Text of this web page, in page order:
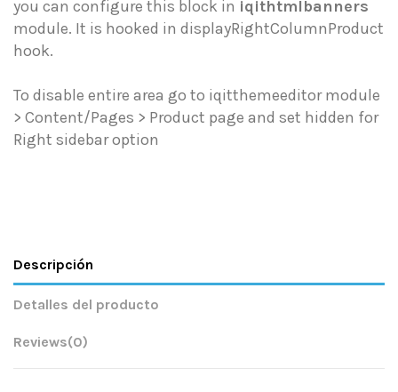
you can configure this block in iqithtmlbanners
module. It is hooked in displayRightColumnProduct
hook.
To disable entire area go to iqitthemeeditor module
> Content/Pages > Product page and set hidden for
Right sidebar option
Descripción
Detalles del producto
Reviews(0)